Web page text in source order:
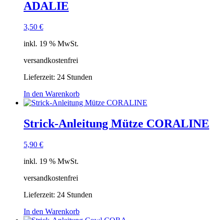
ADALIE
3,50 €
inkl. 19 % MwSt.
versandkostenfrei
Lieferzeit: 24 Stunden
In den Warenkorb
Strick-Anleitung Mütze CORALINE
5,90 €
inkl. 19 % MwSt.
versandkostenfrei
Lieferzeit: 24 Stunden
In den Warenkorb